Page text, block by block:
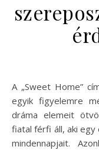
A „Sweet Home” című sorozat a modern televíziós világ
egyik figyelemre
dráma elemeit
fiatal férfi áll, aki egy
mindennapjait.